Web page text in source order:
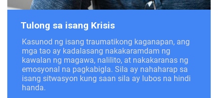
Tulong sa isang Krisis
Kasunod ng isang traumatikong kaganapan, ang
mga tao ay kadalasang nakakaramdam ng
kawalan ng magawa, nalilito, at nakakaranas ng
emosyonal na pagkabigla. Sila ay nahaharap sa
isang sitwasyon kung saan sila ay lubos na hindi
handa.